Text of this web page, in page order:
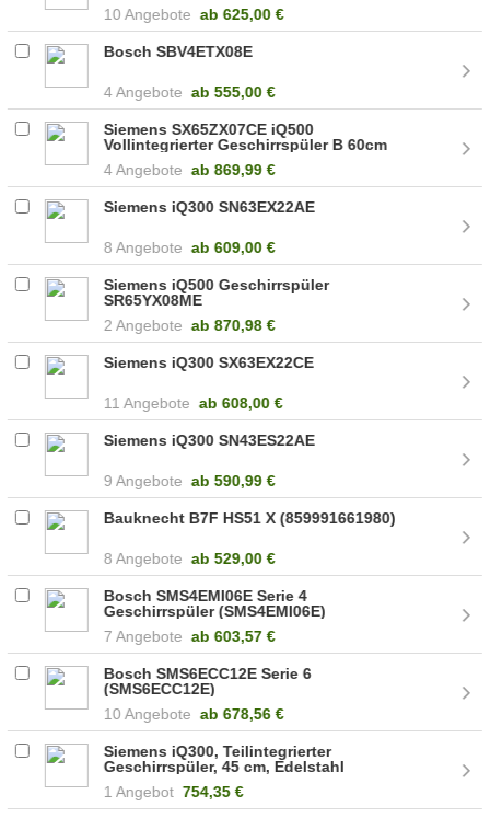
10 Angebote ab 625,00 €
Bosch SBV4ETX08E
4 Angebote ab 555,00 €
Siemens SX65ZX07CE iQ500
Vollintegrierter Geschirrspüler B 60cm
4 Angebote ab 869,99 €
Siemens iQ300 SN63EX22AE
8 Angebote ab 609,00 €
Siemens iQ500 Geschirrspüler
SR65YX08ME
2 Angebote ab 870,98 €
Siemens iQ300 SX63EX22CE
11 Angebote ab 608,00 €
Siemens iQ300 SN43ES22AE
9 Angebote ab 590,99 €
Bauknecht B7F HS51 X (859991661980)
8 Angebote ab 529,00 €
Bosch SMS4EMI06E Serie 4
Geschirrspüler (SMS4EMI06E)
7 Angebote ab 603,57 €
Bosch SMS6ECC12E Serie 6
(SMS6ECC12E)
10 Angebote ab 678,56 €
Siemens iQ300, Teilintegrierter
Geschirrspüler, 45 cm, Edelstahl
1 Angebot 754,35 €